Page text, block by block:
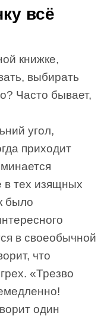
всё
книжке,
выбирать
Часто бывает,
угол,
приходит
в тех изящных
было
в своеобычной
что
«Трезво
один